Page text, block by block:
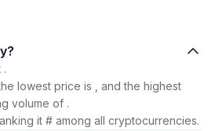
.
lowest price is , and the highest
volume of .
it # among all cryptocurrencies.